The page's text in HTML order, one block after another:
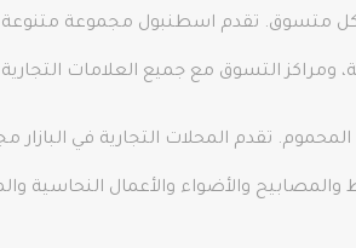
لكل متسوق. تقدم اسطنبول مجموعة
ومراكز التسوق مع جميع العلامات
تقدم المحلات التجارية في البازار
والأضواء والأعمال النحاسية